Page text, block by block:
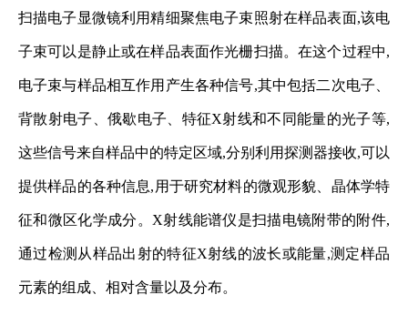
扫描电子显微镜利用精细聚焦电子束照射在样品表面,该电
子束可以是静止或在样品表面作光栅扫描。在这个过程中,
电子束与样品相互作用产生各种信号,其中包括二次电子、
背散射电子、俄歇电子、特征X射线和不同能量的光子等,
这些信号来自样品中的特定区域,分别利用探测器接收,可以
提供样品的各种信息,用于研究材料的微观形貌、晶体学特
征和微区化学成分。X射线能谱仪是扫描电镜附带的附件,
通过检测从样品出射的特征X射线的波长或能量,测定样品
元素的组成、相对含量以及分布。